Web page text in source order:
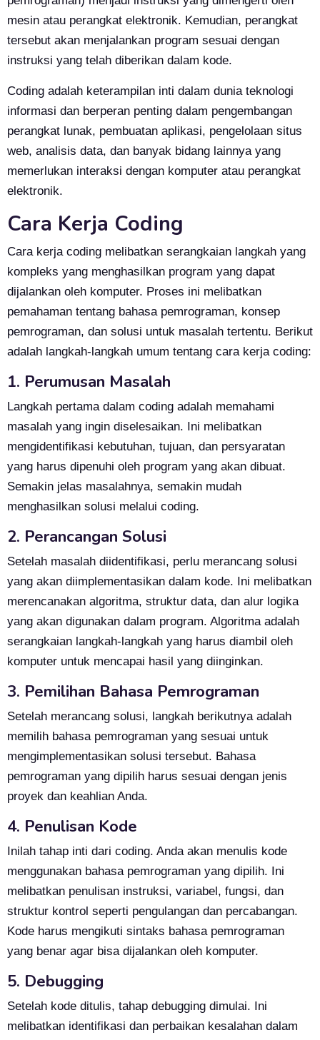
mesin atau perangkat elektronik. Kemudian, perangkat
tersebut akan menjalankan program sesuai dengan
instruksi yang telah diberikan dalam kode.
Coding adalah keterampilan inti dalam dunia teknologi
informasi dan berperan penting dalam pengembangan
perangkat lunak, pembuatan aplikasi, pengelolaan situs
web, analisis data, dan banyak bidang lainnya yang
memerlukan interaksi dengan komputer atau perangkat
elektronik.
Cara Kerja Coding
Cara kerja coding melibatkan serangkaian langkah yang
kompleks yang menghasilkan program yang dapat
dijalankan oleh komputer. Proses ini melibatkan
pemahaman tentang bahasa pemrograman, konsep
pemrograman, dan solusi untuk masalah tertentu. Berikut
adalah langkah-langkah umum tentang cara kerja coding:
1. Perumusan Masalah
Langkah pertama dalam coding adalah memahami
masalah yang ingin diselesaikan. Ini melibatkan
mengidentifikasi kebutuhan, tujuan, dan persyaratan
yang harus dipenuhi oleh program yang akan dibuat.
Semakin jelas masalahnya, semakin mudah
menghasilkan solusi melalui coding.
2. Perancangan Solusi
Setelah masalah diidentifikasi, perlu merancang solusi
yang akan diimplementasikan dalam kode. Ini melibatkan
merencanakan algoritma, struktur data, dan alur logika
yang akan digunakan dalam program. Algoritma adalah
serangkaian langkah-langkah yang harus diambil oleh
komputer untuk mencapai hasil yang diinginkan.
3. Pemilihan Bahasa Pemrograman
Setelah merancang solusi, langkah berikutnya adalah
memilih bahasa pemrograman yang sesuai untuk
mengimplementasikan solusi tersebut. Bahasa
pemrograman yang dipilih harus sesuai dengan jenis
proyek dan keahlian Anda.
4. Penulisan Kode
Inilah tahap inti dari coding. Anda akan menulis kode
menggunakan bahasa pemrograman yang dipilih. Ini
melibatkan penulisan instruksi, variabel, fungsi, dan
struktur kontrol seperti pengulangan dan percabangan.
Kode harus mengikuti sintaks bahasa pemrograman
yang benar agar bisa dijalankan oleh komputer.
5. Debugging
Setelah kode ditulis, tahap debugging dimulai. Ini
melibatkan identifikasi dan perbaikan kesalahan dalam